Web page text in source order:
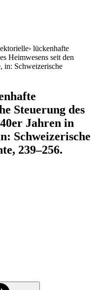
lückenhafte
Heimwesens seit den
in: Schweizerische
Steuerung des
Jahren in
Schweizerische
239–256.